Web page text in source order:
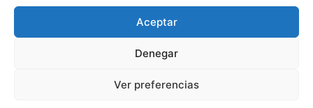
Aceptar
Denegar
Ver preferencias
჻Política de privacidad
Política de cookies